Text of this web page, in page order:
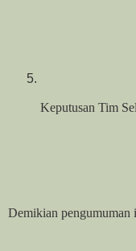
Keputusan Tim
Demikian pengumuman